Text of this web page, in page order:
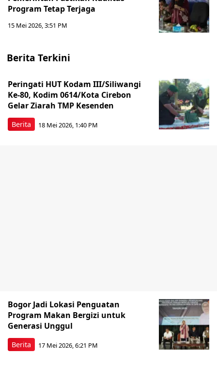
Program Tetap Terjaga
15 Mei 2026, 3:51 PM
Berita Terkini
Berita
Peringati HUT Kodam III/Siliwangi
Ke-80, Kodim 0614/Kota Cirebon
Gelar Ziarah TMP Kesenden
18 Mei 2026, 1:40 PM
Berita
Bogor Jadi Lokasi Penguatan
Program Makan Bergizi untuk
Generasi Unggul
17 Mei 2026, 6:21 PM